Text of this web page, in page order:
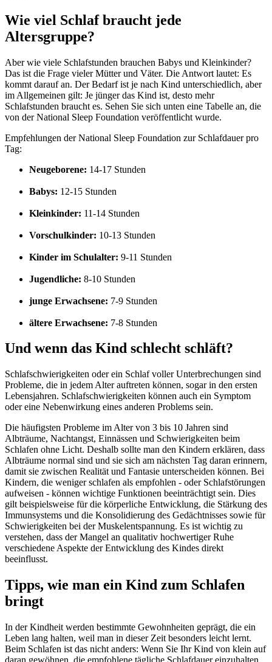
Wie viel Schlaf braucht jede
Altersgruppe?
Aber wie viele Schlafstunden brauchen Babys und Kleinkinder?
Das ist die Frage vieler Mütter und Väter. Die Antwort lautet: Es
kommt darauf an. Der Bedarf ist je nach Kind unterschiedlich, aber
im Allgemeinen gilt: Je jünger das Kind ist, desto mehr
Schlafstunden braucht es. Sehen Sie sich unten eine Tabelle an, die
von der National Sleep Foundation veröffentlicht wurde.
Empfehlungen der National Sleep Foundation zur Schlafdauer pro
Tag:
Neugeborene: 14-17 Stunden
Babys: 12-15 Stunden
Kleinkinder: 11-14 Stunden
Vorschulkinder: 10-13 Stunden
Kinder im Schulalter: 9-11 Stunden
Jugendliche: 8-10 Stunden
junge Erwachsene: 7-9 Stunden
ältere Erwachsene: 7-8 Stunden
Und wenn das Kind schlecht schläft?
Schlafschwierigkeiten oder ein Schlaf voller Unterbrechungen sind
Probleme, die in jedem Alter auftreten können, sogar in den ersten
Lebensjahren. Schlafschwierigkeiten können auch ein Symptom
oder eine Nebenwirkung eines anderen Problems sein.
Die häufigsten Probleme im Alter von 3 bis 10 Jahren sind
Albträume, Nachtangst, Einnässen und Schwierigkeiten beim
Schlafen ohne Licht. Deshalb sollte man den Kindern erklären, dass
Albträume normal sind und sie sich am nächsten Tag daran erinnern,
damit sie zwischen Realität und Fantasie unterscheiden können. Bei
Kindern, die weniger schlafen als empfohlen - oder Schlafstörungen
aufweisen - können wichtige Funktionen beeinträchtigt sein. Dies
gilt beispielsweise für die körperliche Entwicklung, die Stärkung des
Immunsystems und die Konsolidierung des Gedächtnisses sowie für
Schwierigkeiten bei der Muskelentspannung. Es ist wichtig zu
verstehen, dass der Mangel an qualitativ hochwertiger Ruhe
verschiedene Aspekte der Entwicklung des Kindes direkt
beeinflusst.
Tipps, wie man ein Kind zum Schlafen
bringt
In der Kindheit werden bestimmte Gewohnheiten geprägt, die ein
Leben lang halten, weil man in dieser Zeit besonders leicht lernt.
Beim Schlafen ist das nicht anders: Wenn Sie Ihr Kind von klein auf